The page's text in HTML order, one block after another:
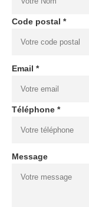
Code postal *
Email *
Téléphone *
Message